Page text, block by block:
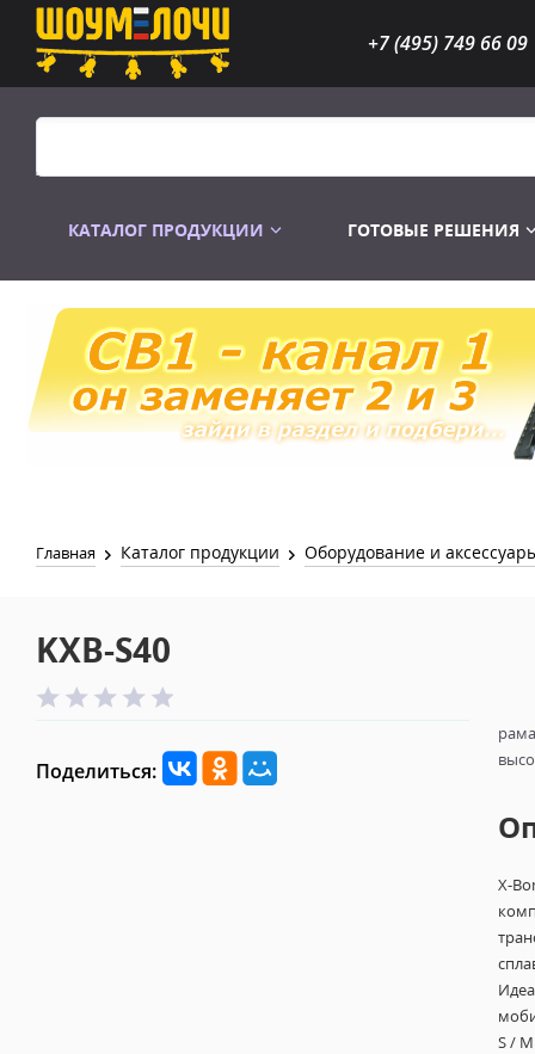
+7 (495) 749 66 09
КАТАЛОГ ПРОДУКЦИИ
Распродажа Лампы
ГОТОВЫЕ РЕШЕНИЯ
Главная Каталог продукции Оборудование и
KXB-S40
Поделиться:
X-
S /